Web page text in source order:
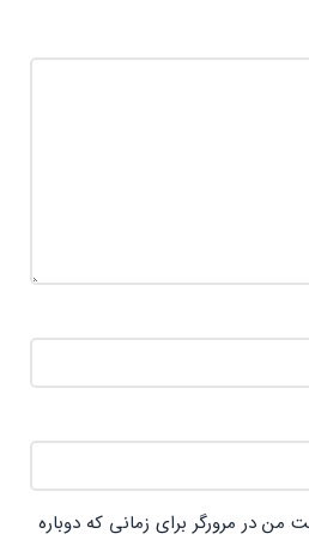
من در مرورگر برای زمانی که دوباره